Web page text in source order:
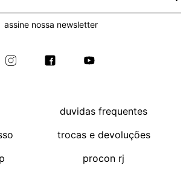
assine nossa newsletter
duvidas frequentes
trocas e devoluções
procon rj